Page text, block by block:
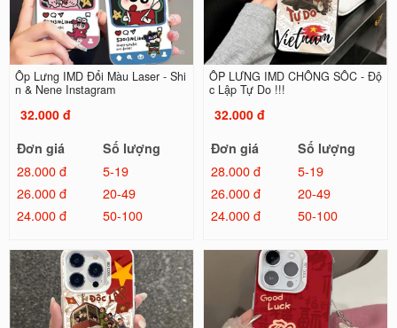
Ốp Lưng IMD Đổi Màu Laser - Shi
n & Nene Instagram
32.000 đ
Đơn giá
Số lượng
28.000 đ
5-19
26.000 đ
20-49
24.000 đ
50-100
ỐP LƯNG IMD CHỐNG SỐC - Độ
c Lập Tự Do !!!
32.000 đ
Đơn giá
Số lượng
28.000 đ
5-19
26.000 đ
20-49
24.000 đ
50-100